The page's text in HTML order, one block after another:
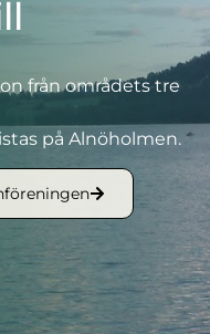
från områdets tre
på Alnöholmen.